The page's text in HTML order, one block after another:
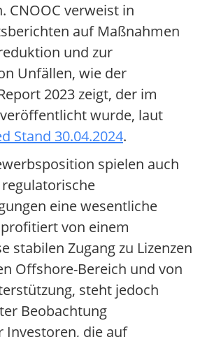
CNOOC verweist in
auf Maßnahmen
und zur
Unfällen, wie der
2023 zeigt, der im
wurde, laut
Stand 30.04.2024.
spielen auch
eine wesentliche
profitiert von einem
stabilen Zugang zu Lizenzen
Offshore-Bereich und von
steht jedoch
Beobachtung
Investoren, die auf